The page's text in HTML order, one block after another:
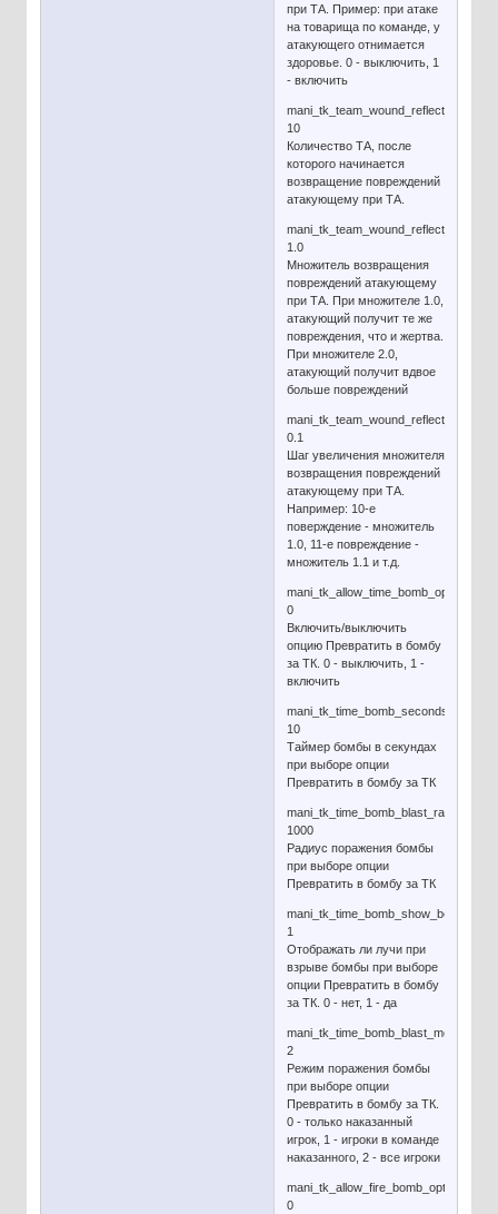
при ТА. Пример: при атаке
на товарища по команде, у
атакующего отнимается
здоровье. 0 - выключить, 1
- включить
10
Количество ТА, после
которого начинается
возвращение повреждений
атакующему при ТА.
mani_tk_team_wound_reflect_ratio
1.0
Множитель возвращения
повреждений атакующему
при ТА. При множителе 1.0,
атакующий получит те же
повреждения, что и жертва.
При множителе 2.0,
атакующий получит вдвое
больше повреждений
0.1
Шаг увеличения множителя
возвращения повреждений
атакующему при ТА.
Например: 10-е
поверждение - множитель
1.0, 11-е повреждение -
множитель 1.1 и т.д.
mani_tk_allow_time_bomb_option
0
Включить/выключить
опцию Превратить в бомбу
за ТК. 0 - выключить, 1 -
включить
mani_tk_time_bomb_seconds
10
Таймер бомбы в секундах
при выборе опции
Превратить в бомбу за ТК
mani_tk_time_bomb_blast_radius
1000
Радиус поражения бомбы
при выборе опции
Превратить в бомбу за ТК
mani_tk_time_bomb_show_beams
1
Отображать ли лучи при
взрыве бомбы при выборе
опции Превратить в бомбу
за ТК. 0 - нет, 1 - да
mani_tk_time_bomb_blast_mode
2
Режим поражения бомбы
при выборе опции
Превратить в бомбу за ТК.
0 - только наказанный
игрок, 1 - игроки в команде
наказанного, 2 - все игроки
mani_tk_allow_fire_bomb_option
0